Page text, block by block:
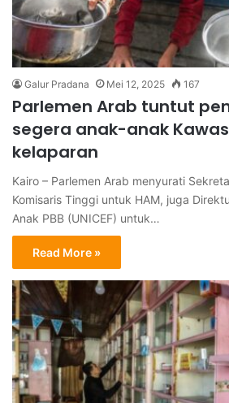
Galur Pradana Mei 12, 2025 167
Parlemen Arab tuntut
segera anak-anak
kelaparan
Kairo – Parlemen Arab menyurati
Komisaris Tinggi untuk HAM, juga
Anak PBB (UNICEF) untuk…
Read More »